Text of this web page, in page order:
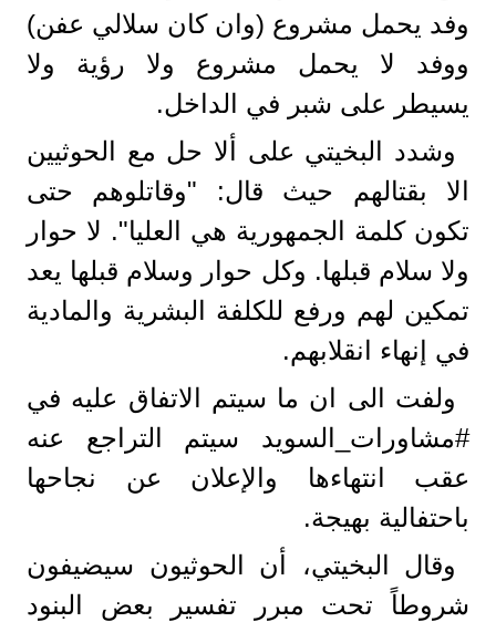
وفد يحمل مشروع (وان كان سلالي عفن)
ووفد لا يحمل مشروع ولا رؤية ولا
يسيطر على شبر في الداخل.
وشدد البخيتي على ألا حل مع الحوثيين
الا بقتالهم حيث قال: "وقاتلوهم حتى
تكون كلمة الجمهورية هي العليا". لا حوار
ولا سلام قبلها. وكل حوار وسلام قبلها يعد
تمكين لهم ورفع للكلفة البشرية والمادية
في إنهاء انقلابهم.
ولفت الى ان ‏ما سيتم الاتفاق عليه في
‎#مشاورات_السويد سيتم التراجع عنه
عقب انتهاءها والإعلان عن نجاحها
باحتفالية بهيجة.
وقال البخيتي، أن الحوثيون سيضيفون
شروطاً تحت مبرر تفسير بعض البنود